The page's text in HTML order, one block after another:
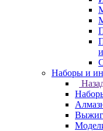
Наборы и